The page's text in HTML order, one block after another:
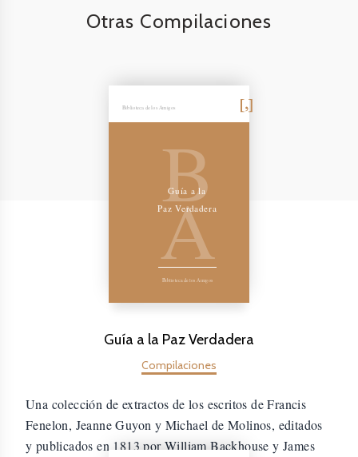
Otras Compilaciones
Biblioteca de los Amigos
B
A
Guía a la
Paz Verdadera
Biblioteca de los Amigos
Guía a la Paz Verdadera
Compilaciones
Una colección de extractos de los escritos de Francis
Fenelon, Jeanne Guyon y Michael de Molinos, editados
y publicados en 1813 por William Backhouse y James